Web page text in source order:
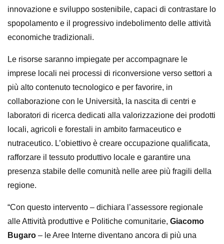
innovazione e sviluppo sostenibile, capaci di contrastare lo
spopolamento e il progressivo indebolimento delle attività
economiche tradizionali.
Le risorse saranno impiegate per accompagnare le
imprese locali nei processi di riconversione verso settori a
più alto contenuto tecnologico e per favorire, in
collaborazione con le Università, la nascita di centri e
laboratori di ricerca dedicati alla valorizzazione dei prodotti
locali, agricoli e forestali in ambito farmaceutico e
nutraceutico. L’obiettivo è creare occupazione qualificata,
rafforzare il tessuto produttivo locale e garantire una
presenza stabile delle comunità nelle aree più fragili della
regione.
“Con questo intervento – dichiara l’assessore regionale
alle Attività produttive e Politiche comunitarie, Giacomo
Bugaro – le Aree Interne diventano ancora di più una